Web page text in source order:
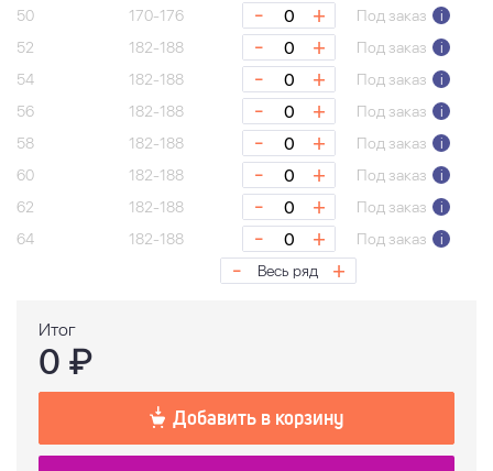
50
170-176 - + Под заказ
i
52
182-188 - + Под заказ
i
54
182-188 - + Под заказ
i
56
182-188 - + Под заказ
i
58
182-188 - + Под заказ
i
60
182-188 - + Под заказ
i
62
182-188 - + Под заказ
i
64
182-188 - + Под заказ i
- Весь ряд +
Итог
0 ₽
Добавить в корзину